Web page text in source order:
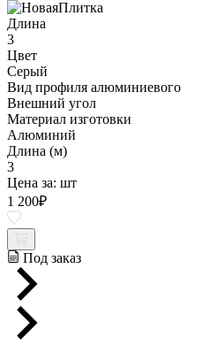
Длина
3
Цвет
Серый
Вид профиля алюминиевого
Внешний угол
Материал изготовки
Алюминий
Длина (м)
3
Цена за: шт
1 200₽
Под заказ